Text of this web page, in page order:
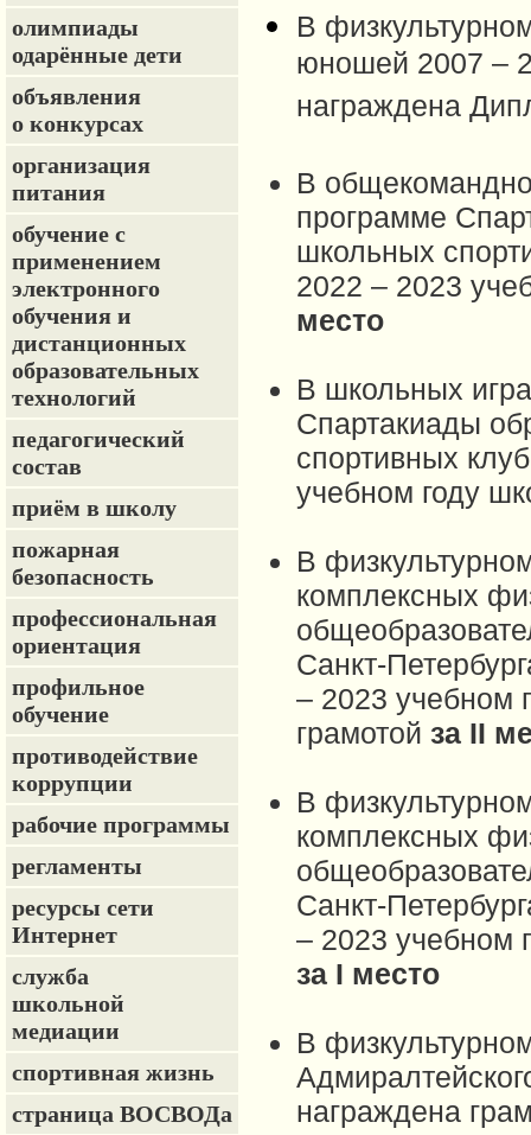
олимпиады
одарённые дети
объявления
о конкурсах
организация
питания
обучение с
применением
электронного
обучения и
дистанционных
образовательных
технологий
педагогический
состав
приём в школу
пожарная
безопасность
профессиональная
ориентация
профильное
обучение
противодействие
коррупции
рабочие программы
регламенты
ресурсы сети
Интернет
служба
школьной
медиации
спортивная жизнь
страница ВОСВОДа
В
юношей 2007 –
награждена
В
программе
школьных
2022 – 2023
место
В школьных
Спартакиады
спортивных
учебном году
В
комплексных
Санкт-
– 2023 учебном
грамотой за II
В
комплексных
Санкт-
– 2023 учебном
за I место
В
награждена